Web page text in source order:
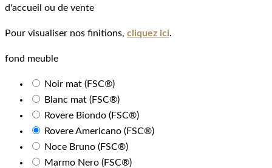
d'accueil ou de vente
Pour visualiser nos finitions, cliquez ici.
fond meuble
Noir mat (FSC®)
Blanc mat (FSC®)
Rovere Biondo (FSC®)
Rovere Americano (FSC®)
Noce Bruno (FSC®)
Marmo Nero (FSC®)